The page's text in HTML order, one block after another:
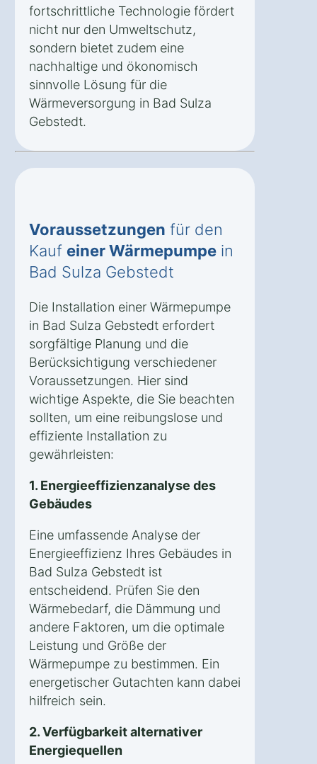
fortschrittliche Technologie fördert
nicht nur den Umweltschutz,
sondern bietet zudem eine
nachhaltige und ökonomisch
sinnvolle Lösung für die
Wärmeversorgung in Bad Sulza
Gebstedt.
Voraussetzungen für den
Kauf einer Wärmepumpe in
Bad Sulza Gebstedt
Die Installation einer Wärmepumpe
in Bad Sulza Gebstedt erfordert
sorgfältige Planung und die
Berücksichtigung verschiedener
Voraussetzungen. Hier sind
wichtige Aspekte, die Sie beachten
sollten, um eine reibungslose und
effiziente Installation zu
gewährleisten:
1. Energieeffizienzanalyse des
Gebäudes
Eine umfassende Analyse der
Energieeffizienz Ihres Gebäudes in
Bad Sulza Gebstedt ist
entscheidend. Prüfen Sie den
Wärmebedarf, die Dämmung und
andere Faktoren, um die optimale
Leistung und Größe der
Wärmepumpe zu bestimmen. Ein
energetischer Gutachten kann dabei
hilfreich sein.
2. Verfügbarkeit alternativer
Energiequellen